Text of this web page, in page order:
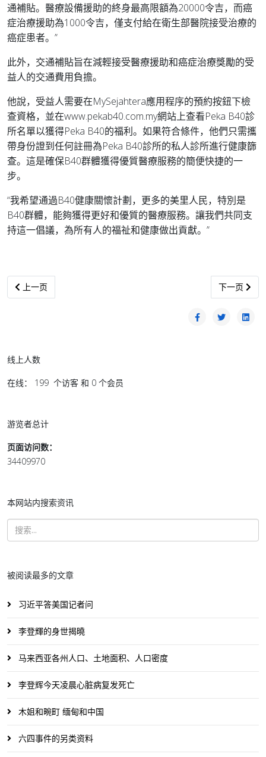
通補貼。醫療設備援助的終身最高限額為20000令吉，而癌
症治療援助為1000令吉，僅支付給在衛生部醫院接受治療的
癌症患者。”
此外，交通補貼旨在減輕接受醫療援助和癌症治療獎勵的受
益人的交通費用負擔。
他說，受益人需要在MySejahtera應用程序的預約按鈕下檢
查資格，並在www.pekab40.com.my網站上查看Peka B40診
所名單以獲得Peka B40的福利。如果符合條件，他們只需攜
帶身份證到任何註冊為Peka B40診所的私人診所進行健康篩
查。這是確保B40群體獲得優質醫療服務的簡便快捷的一
步。
“我希望通過B40健康關懷計劃，更多的美里人民，特別是
B40群體，能夠獲得更好和優質的醫療服務。讓我們共同支
持這一倡議，為所有人的福祉和健康做出貢獻。”
上一篇文章: 砂推展乐龄人士健康福利计划 预计20万人受惠
上一页 下一篇文章:
下一页
线上人数
在线： 199 个访客 和 0 个会员
游览者总计
页面访问数：
34409970
本网站内搜索资讯
被阅读最多的文章
习近平答美国记者问
李登輝的身世揭曉
马来西亚各州人口、土地面积、人口密度
李登辉今天凌晨心脏病复发死亡
木姐和畹町 缅甸和中国
六四事件的另类资料